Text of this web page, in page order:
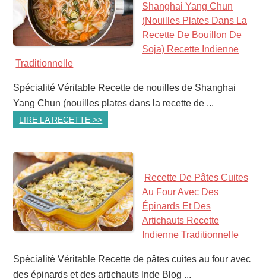
Shanghai Yang Chun
(nouilles Plates Dans La
Recette De Bouillon De
Soja) Recette Indienne
Traditionnelle
Spécialité Véritable Recette de nouilles de Shanghai
Yang Chun (nouilles plates dans la recette de ...
LIRE LA RECETTE >>
Recette De Pâtes Cuites
Au Four Avec Des
Épinards Et Des
Artichauts Recette
Indienne Traditionnelle
Spécialité Véritable Recette de pâtes cuites au four avec
des épinards et des artichauts Inde Blog ...